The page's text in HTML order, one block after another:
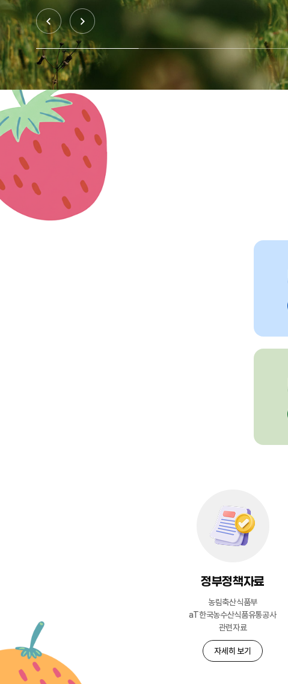
정부정책자료
농림축산식품부
aT한국농수산식품유통공사
관련자료
자세히 보기